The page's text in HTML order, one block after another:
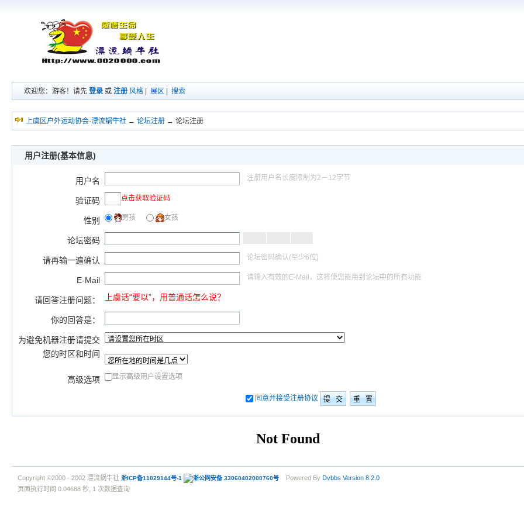
欢迎您：游客！请先登录 或注册 风格 |展区 |搜索
上虞区户外运动协会·漂流蜗牛社 →论坛注册 → 论坛注册
用户注册(基本信息)
用户名 注册用户名长度限制为2－12字节
验证码 点击获取验证码
性别 男孩 女孩
论坛密码
请再输一遍确认 论坛密码确认(至少6位)
E-Mail 请输入有效的E-Mail，这将使您能用到论坛中的所有功能
请回答注册问题： 上虞话“要以”，用普通话怎么说？
你的回答是：
为避免机器注册请提交
您的时区和时间
高级选项 显示高级用户设置选项
同意并接受注册协议
Copyright ©2000 - 2002 漂流蜗牛社浙ICP备11029144号-1 浙公网安备 33060402000760号 Powered ByDvbbs Version 8.2.0
页面执行时间 0.04688 秒, 1 次数据查询